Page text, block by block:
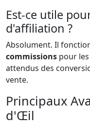
Est-ce utile
d'affiliation ?
Absolument. Il
commissions pour
attendus des
vente.
Principaux
d'Œil